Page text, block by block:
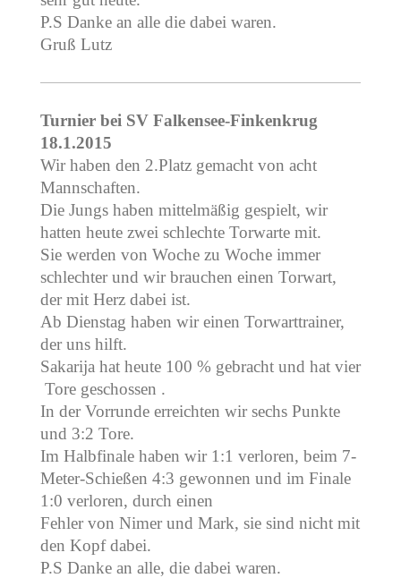
P.S Danke an alle die dabei waren.
Gruß Lutz
Turnier bei SV Falkensee-Finkenkrug
18.1.2015
Wir haben den 2.Platz gemacht von acht
Mannschaften.
Die Jungs haben mittelmäßig gespielt, wir
hatten heute zwei schlechte Torwarte mit.
Sie werden von Woche zu Woche immer
schlechter und wir brauchen einen Torwart,
der mit Herz dabei ist.
Ab Dienstag haben wir einen Torwarttrainer,
der uns hilft.
Sakarija hat heute 100 % gebracht und hat vier
Tore geschossen .
In der Vorrunde erreichten wir sechs Punkte
und 3:2 Tore.
Im Halbfinale haben wir 1:1 verloren, beim 7-
Meter-Schießen 4:3 gewonnen und im Finale
1:0 verloren, durch einen
Fehler von Nimer und Mark, sie sind nicht mit
den Kopf dabei.
P.S Danke an alle, die dabei waren.